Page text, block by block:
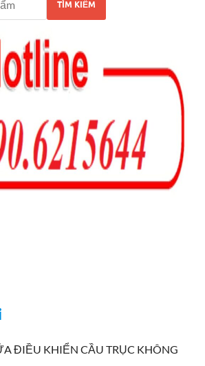
nTÌM KIẾM
ĐIỀU KHIỂN CẦU TRỤC KHÔNG